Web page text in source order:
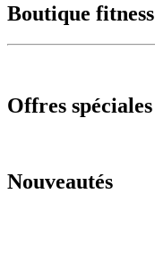
Boutique fitness
Offres spéciales
Nouveautés